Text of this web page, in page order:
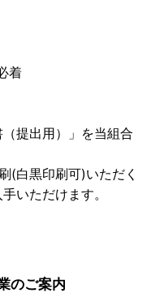
着
提出用）」を当組合
(白黒印刷可)いただく
いただけます。
のご案内